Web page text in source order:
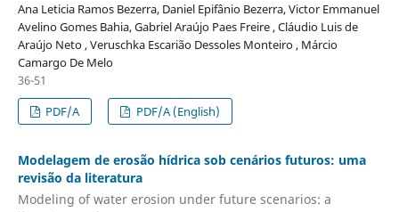
Ana Leticia Ramos Bezerra, Daniel Epifânio Bezerra, Victor Emmanuel
Avelino Gomes Bahia, Gabriel Araújo Paes Freire , Cláudio Luis de
Araújo Neto , Veruschka Escarião Dessoles Monteiro , Márcio
Camargo De Melo
36-51
PDF/A
PDF/A (English)
Modelagem de erosão hídrica sob cenários futuros: uma
revisão da literatura
Modeling of water erosion under future scenarios: a